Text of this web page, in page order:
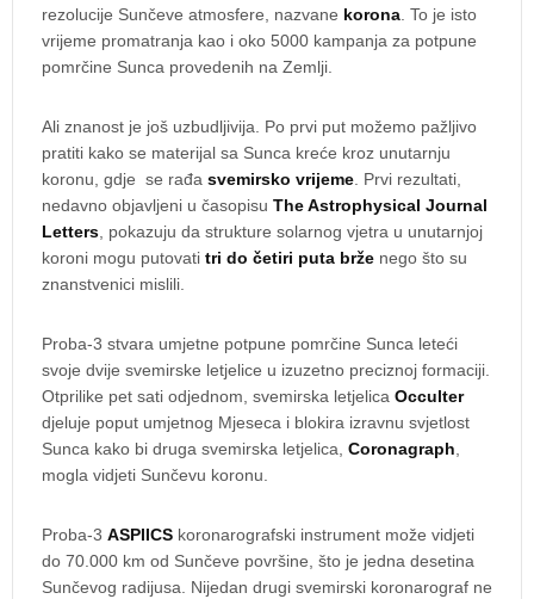
rezolucije Sunčeve atmosfere, nazvane korona. To je isto
vrijeme promatranja kao i oko 5000 kampanja za potpune
pomrčine Sunca provedenih na Zemlji.
Ali znanost je još uzbudljivija. Po prvi put možemo pažljivo
pratiti kako se materijal sa Sunca kreće kroz unutarnju
koronu, gdje se rađa svemirsko vrijeme. Prvi rezultati,
nedavno objavljeni u časopisu The Astrophysical Journal
Letters, pokazuju da strukture solarnog vjetra u unutarnjoj
koroni mogu putovati tri do četiri puta brže nego što su
znanstvenici mislili.
Proba‑3 stvara umjetne potpune pomrčine Sunca leteći
svoje dvije svemirske letjelice u izuzetno preciznoj formaciji.
Otprilike pet sati odjednom, svemirska letjelica Occulter
djeluje poput umjetnog Mjeseca i blokira izravnu svjetlost
Sunca kako bi druga svemirska letjelica, Coronagraph,
mogla vidjeti Sunčevu koronu.
Proba-3 ASPIICS koronarografski instrument može vidjeti
do 70.000 km od Sunčeve površine, što je jedna desetina
Sunčevog radijusa. Nijedan drugi svemirski koronarograf ne